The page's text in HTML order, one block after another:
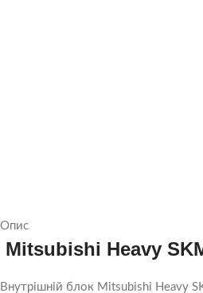
Опис
Mitsubishi Heavy
Внутрішній блок Mitsubishi Heavy